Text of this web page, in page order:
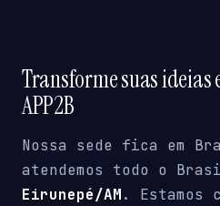
Transforme suas ideias
APP2B
Nossa sede fica em
atendemos todo o
Eirunepé/AM. Estamos